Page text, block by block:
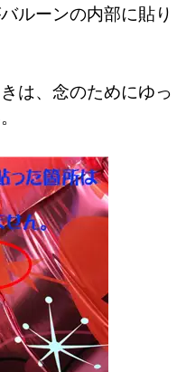
ルーンの内部に貼り
は、念のためにゆっ